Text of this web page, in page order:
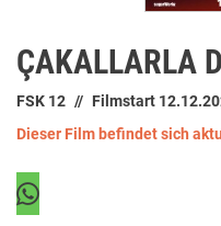
ÇAKALLARLA
FSK 12 Filmstart
Dieser Film befindet sich